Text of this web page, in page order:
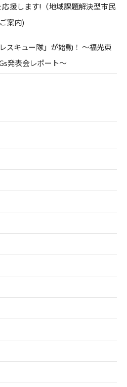
援します!（地域課題解決型市民
案内)
スキュー隊」が始動！ ～福光東
発表会レポート～